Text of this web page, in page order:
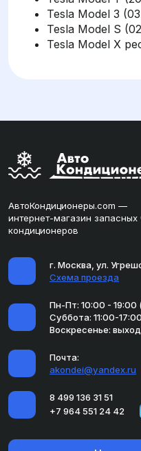
Tesla Model 3
Tesla Model S
Tesla Model X
АвтоКондиционеры.com —
интернет-магазин
кондиционеров
г. Москва, ул.
Схема проезда
Пн-Пт: 10:00 -
Суббота: 11:00-
Воскресенье:
Почта:
akondei@yandex.ru
8 499 136 31 51
+7 964 551 24 42